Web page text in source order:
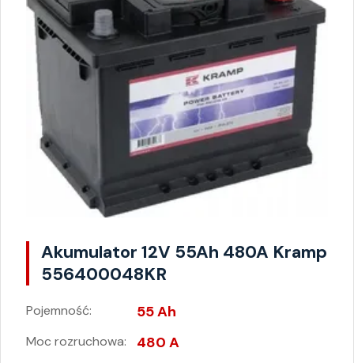
Akumulator 12V 55Ah 480A Kramp
556400048KR
Pojemność: 55 Ah
Moc rozruchowa: 480 A